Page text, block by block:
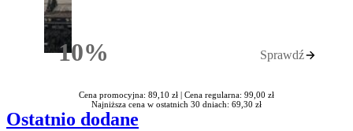
10%Rabatu Sprawdź
Cena promocyjna: 89,10 zł | Cena regularna: 99,00 zł
Najniższa cena w ostatnich 30 dniach: 69,30 zł
Ostatnio dodane